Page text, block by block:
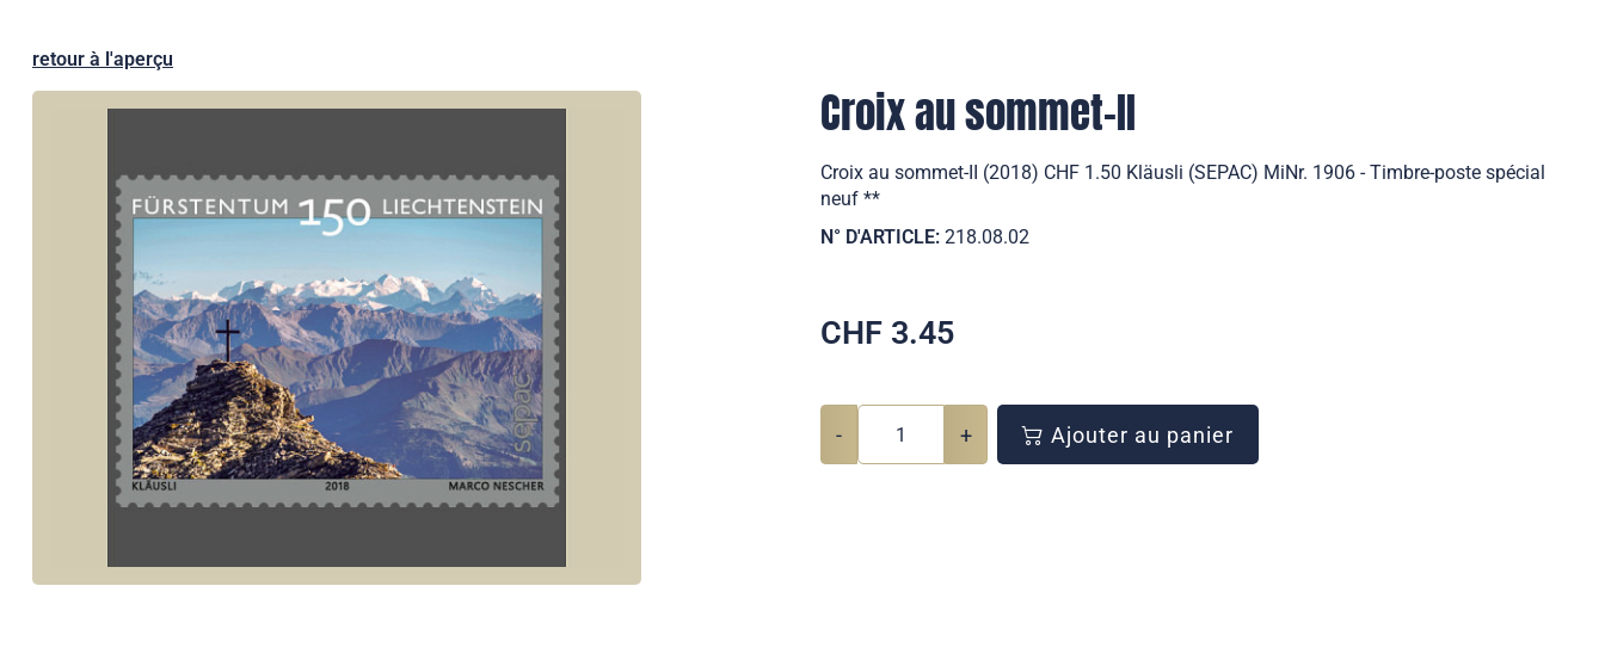
retour à l'aperçu
Croix au sommet-II
Croix au sommet-II (2018) CHF 1.50 Kläusli (SEPAC) MiNr. 1906 - Timbre-poste spécial
neuf **
N° D'ARTICLE: 218.08.02
CHF 3.45
- + Ajouter au panier